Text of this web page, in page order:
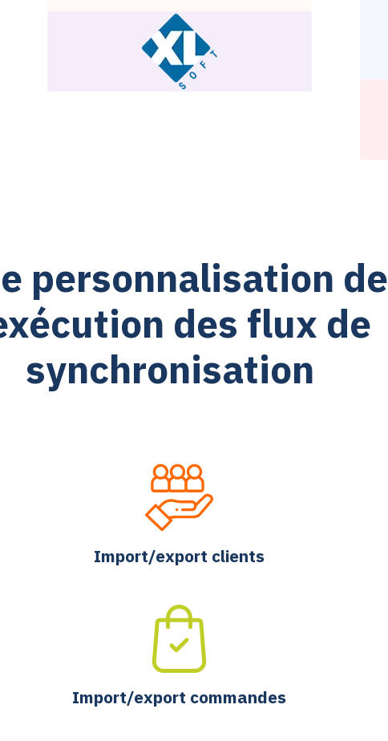
personnalisation de
des flux de
synchronisation
Import/export clients
Import/export commandes